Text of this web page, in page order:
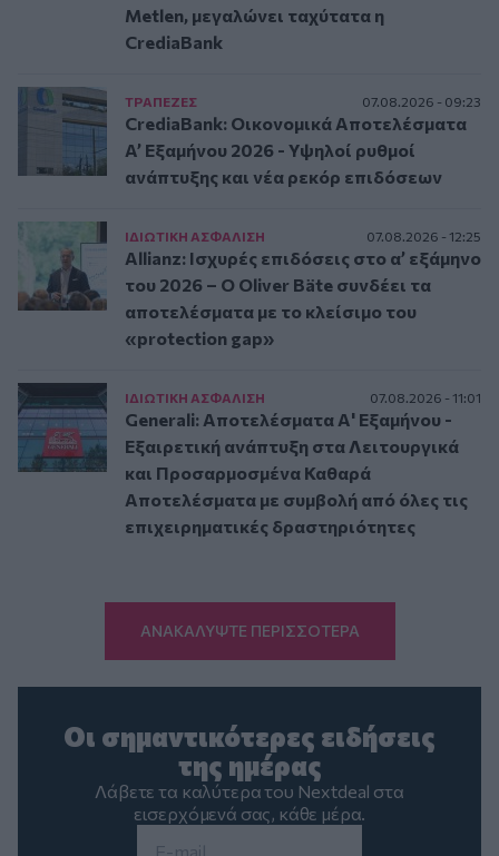
Metlen, μεγαλώνει ταχύτατα η
CrediaBank
ΤΡAΠΕΖΕΣ 07.08.2026 - 09:23
CrediaBank: Οικονομικά Αποτελέσματα
A’ Εξαμήνου 2026 - Υψηλοί ρυθμοί
ανάπτυξης και νέα ρεκόρ επιδόσεων
ΙΔΙΩΤΙΚΗ ΑΣΦAΛΙΣΗ 07.08.2026 - 12:25
Allianz: Ισχυρές επιδόσεις στο α’ εξάμηνο
του 2026 – Ο Oliver Bäte συνδέει τα
αποτελέσματα με το κλείσιμο του
«protection gap»
ΙΔΙΩΤΙΚΗ ΑΣΦAΛΙΣΗ 07.08.2026 - 11:01
Generali: Αποτελέσματα Α' Εξαμήνου -
Εξαιρετική ανάπτυξη στα Λειτουργικά
και Προσαρμοσμένα Καθαρά
Αποτελέσματα με συμβολή από όλες τις
επιχειρηματικές δραστηριότητες
ΑΝΑΚΑΛΥΨΤΕ ΠΕΡΙΣΣΟΤΕΡΑ
Οι σημαντικότερες ειδήσεις
της ημέρας
Λάβετε τα καλύτερα του Nextdeal στα
εισερχόμενά σας, κάθε μέρα.